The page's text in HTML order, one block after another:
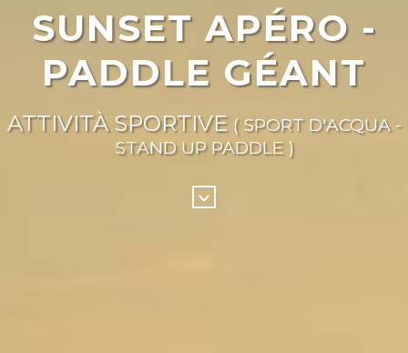
SUNSET APÉRO -
PADDLE GÉANT
ATTIVITÀ SPORTIVE ( SPORT D'ACQUA -
STAND UP PADDLE )